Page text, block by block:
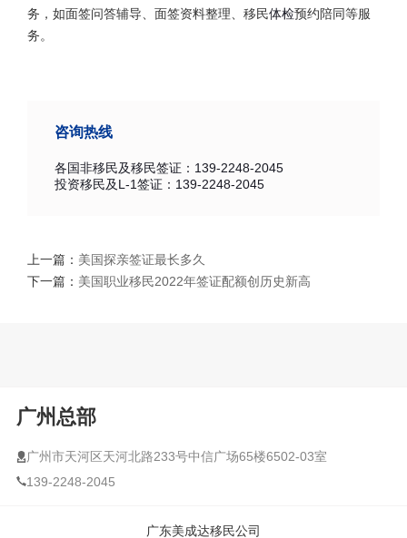
务，如面签问答辅导、面签资料整理、移民体检预约陪同等服
务。
咨询热线
各国非移民及移民签证：139-2248-2045
投资移民及L-1签证：139-2248-2045
上一篇： 美国探亲签证最长多久
下一篇： 美国职业移民2022年签证配额创历史新高
广州总部
广州市天河区天河北路233号中信广场65楼6502-03室
139-2248-2045
广东美成达移民公司